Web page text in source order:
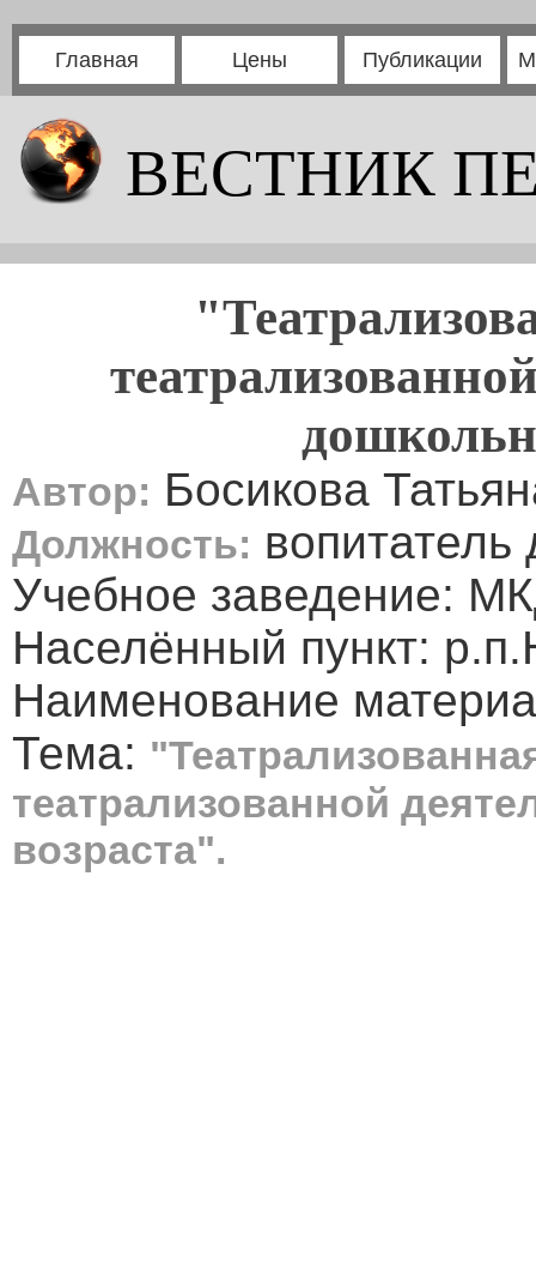
Главная Цены Публикации
ВЕСТНИК
Автор: Босикова
Должность: вопитатель
Учебное заведение:
Населённый пункт:
Наименование
Тема:
театрализованной
возраста".